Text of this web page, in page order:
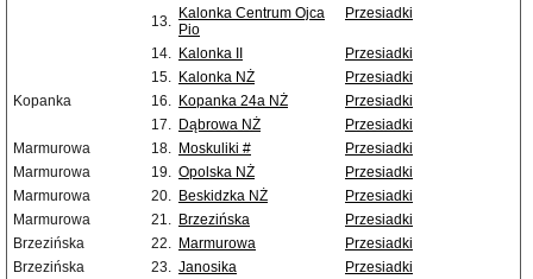
13. Kalonka Centrum Ojca
Pio
Przesiadki
14. Kalonka II
Przesiadki
15. Kalonka NŻ
Przesiadki
Kopanka
16. Kopanka 24a NŻ
Przesiadki
17. Dąbrowa NŻ
Przesiadki
Marmurowa
18. Moskuliki #
Przesiadki
Marmurowa
19. Opolska NŻ
Przesiadki
Marmurowa
20. Beskidzka NŻ
Przesiadki
Marmurowa
21. Brzezińska
Przesiadki
Brzezińska
22. Marmurowa
Przesiadki
Brzezińska
23. Janosika
Przesiadki